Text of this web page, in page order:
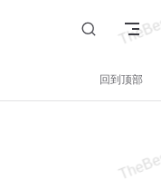
回到顶部